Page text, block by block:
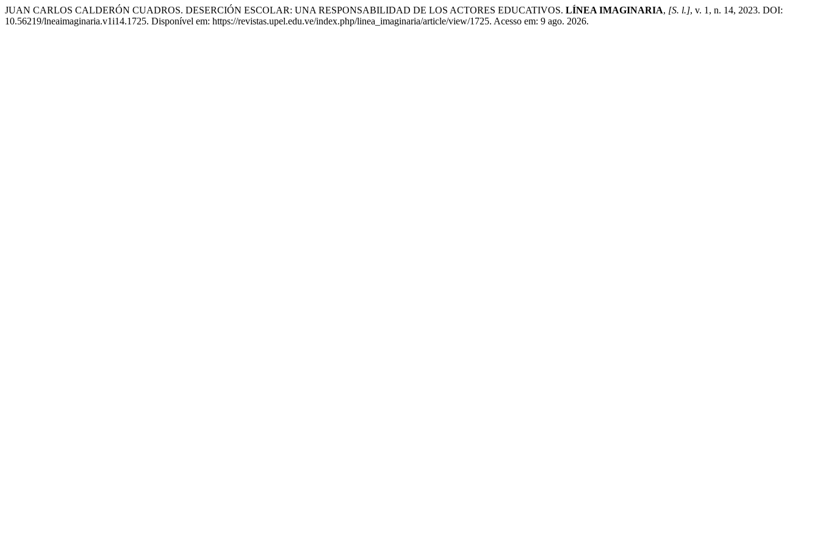
JUAN CARLOS CALDERÓN CUADROS. DESERCIÓN ESCOLAR: UNA RESPONSABILIDAD DE LOS ACTORES EDUCATIVOS. LÍNEA IMAGINARIA, [S. l.], v. 1, n. 14, 2023. DOI:
10.56219/lneaimaginaria.v1i14.1725. Disponível em: https://revistas.upel.edu.ve/index.php/linea_imaginaria/article/view/1725. Acesso em: 9 ago. 2026.